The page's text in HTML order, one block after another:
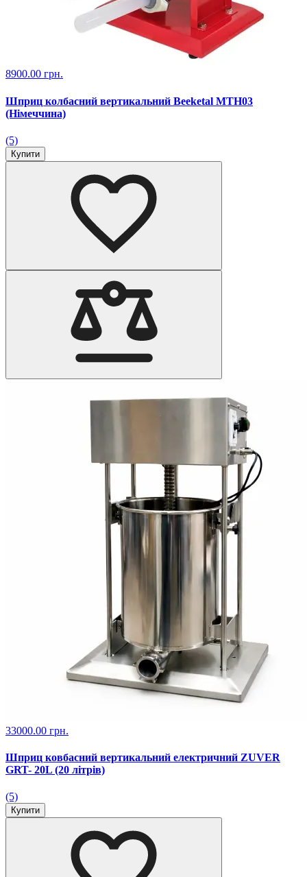
8900.00 грн.
Шприц колбасний вертикальний Beeketal MTH03
(Німеччина)
(5)
Купити
33000.00 грн.
Шприц ковбасний вертикальний електричний ZUVER
GRT- 20L (20 літрів)
(5)
Купити